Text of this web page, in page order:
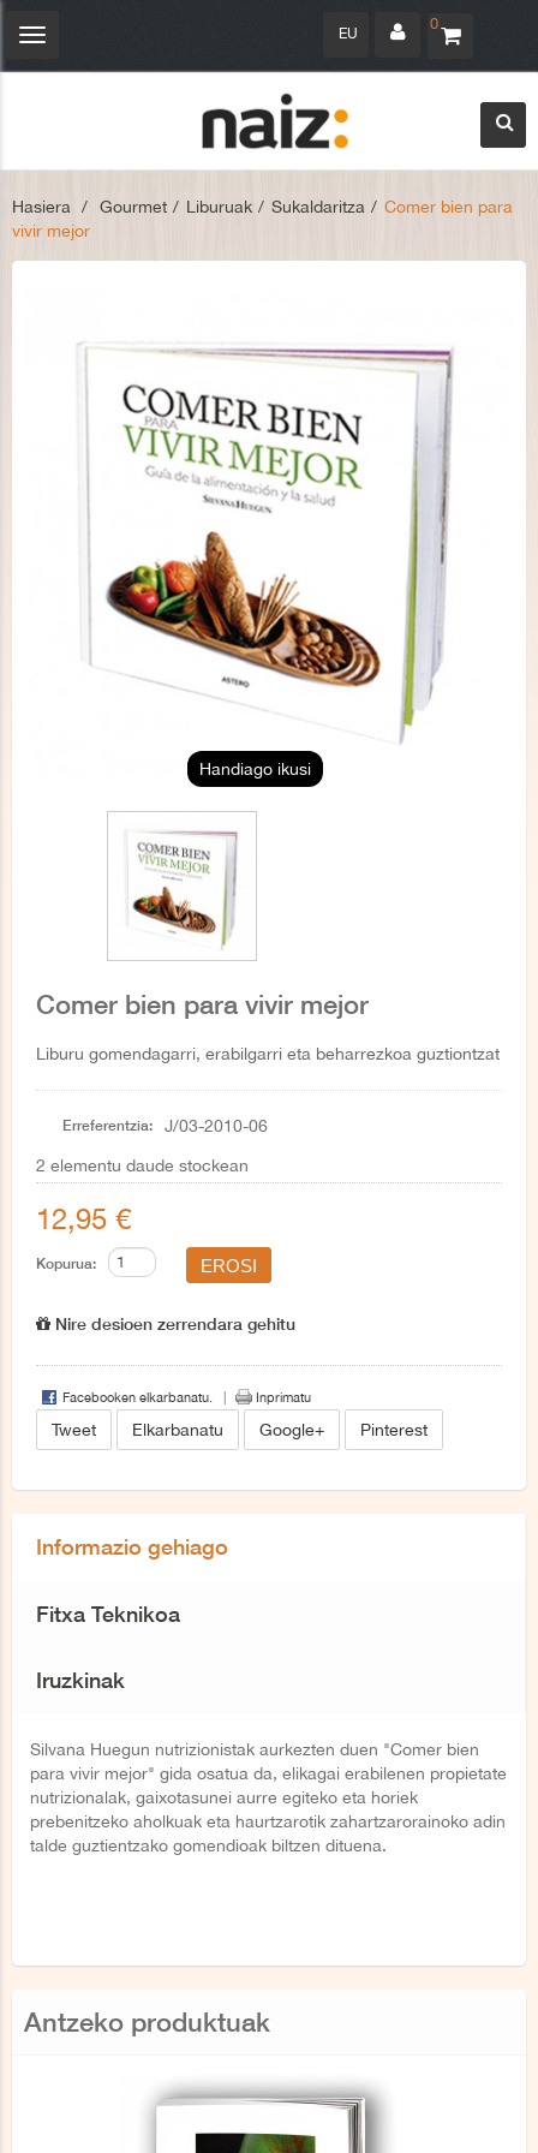
0
EU
Navegación
Hasiera > Gourmet > Liburuak > Sukaldaritza > Comer bien para
vivir mejor
Handiago ikusi
Comer bien para vivir mejor
Liburu gomendagarri, erabilgarri eta beharrezkoa guztiontzat
Erreferentzia: J/03-2010-06
2 elementu daude stockean
12,95 €
Kopurua:
Nire desioen zerrendara gehitu
Facebooken elkarbanatu. Inprimatu
Tweet Elkarbanatu Google+ Pinterest
Informazio gehiago
Fitxa Teknikoa
Iruzkinak
Silvana Huegun nutrizionistak aurkezten duen "Comer bien
para vivir mejor" gida osatua da, elikagai erabilenen propietate
nutrizionalak, gaixotasunei aurre egiteko eta horiek
prebenitzeko aholkuak eta haurtzarotik zahartzarorainoko adin
talde guztientzako gomendioak biltzen dituena.
Antzeko produktuak